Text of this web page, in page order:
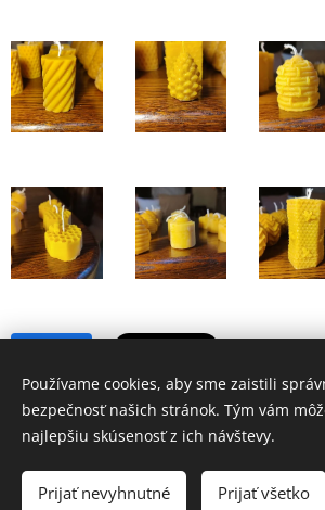
Vytvorené službouWebnode
Používame cookies, aby sme zaistili
bezpečnosť našich stránok. Tým vám
najlepšiu skúsenosť z ich návštevy.
Prijať nevyhnutné Prijať všetko